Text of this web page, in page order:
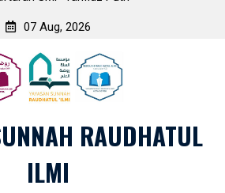
07 Aug, 2026
RAUDHATUL
ILMI